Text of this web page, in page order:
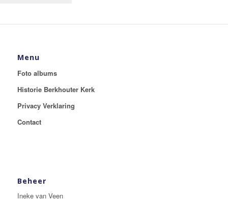
Menu
Foto albums
Historie Berkhouter Kerk
Privacy Verklaring
Contact
Beheer
Ineke van Veen